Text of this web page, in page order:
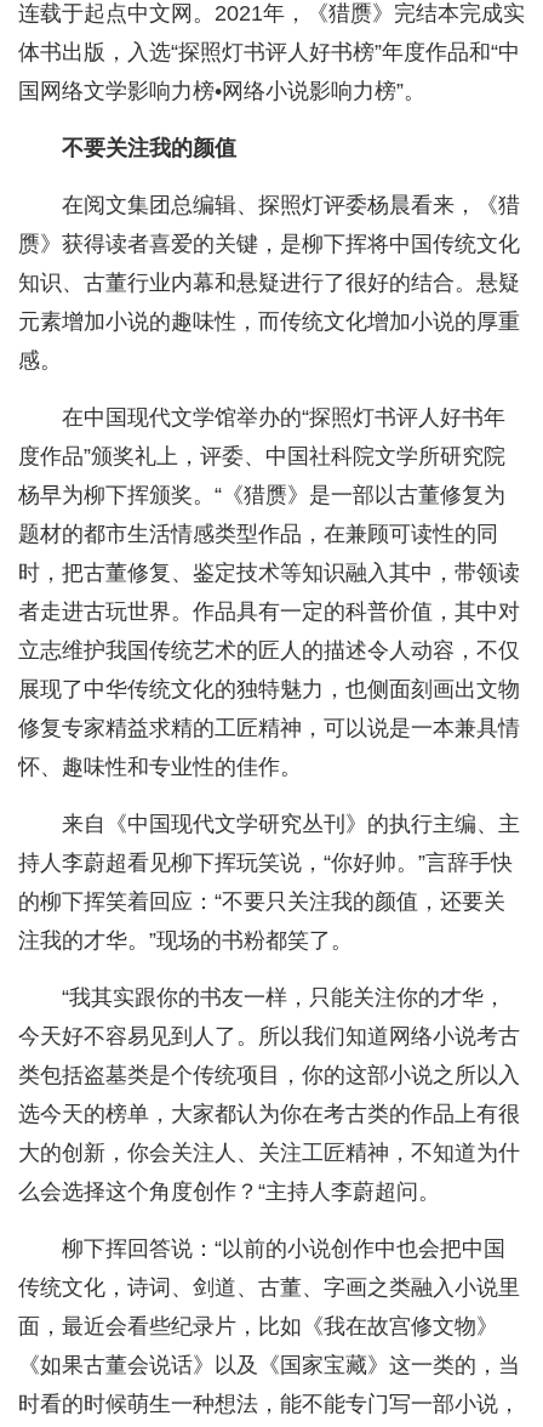
连载于起点中文网。2021年，《猎赝》完结本完成实
体书出版，入选“探照灯书评人好书榜”年度作品和“中
国网络文学影响力榜•网络小说影响力榜”。
不要关注我的颜值
在阅文集团总编辑、探照灯评委杨晨看来，《猎
赝》获得读者喜爱的关键，是柳下挥将中国传统文化
知识、古董行业内幕和悬疑进行了很好的结合。悬疑
元素增加小说的趣味性，而传统文化增加小说的厚重
感。
在中国现代文学馆举办的“探照灯书评人好书年
度作品”颁奖礼上，评委、中国社科院文学所研究院
杨早为柳下挥颁奖。“《猎赝》是一部以古董修复为
题材的都市生活情感类型作品，在兼顾可读性的同
时，把古董修复、鉴定技术等知识融入其中，带领读
者走进古玩世界。作品具有一定的科普价值，其中对
立志维护我国传统艺术的匠人的描述令人动容，不仅
展现了中华传统文化的独特魅力，也侧面刻画出文物
修复专家精益求精的工匠精神，可以说是一本兼具情
怀、趣味性和专业性的佳作。
来自《中国现代文学研究丛刊》的执行主编、主
持人李蔚超看见柳下挥玩笑说，“你好帅。”言辞手快
的柳下挥笑着回应：“不要只关注我的颜值，还要关
注我的才华。”现场的书粉都笑了。
“我其实跟你的书友一样，只能关注你的才华，
今天好不容易见到人了。所以我们知道网络小说考古
类包括盗墓类是个传统项目，你的这部小说之所以入
选今天的榜单，大家都认为你在考古类的作品上有很
大的创新，你会关注人、关注工匠精神，不知道为什
么会选择这个角度创作？“主持人李蔚超问。
柳下挥回答说：“以前的小说创作中也会把中国
传统文化，诗词、剑道、古董、字画之类融入小说里
面，最近会看些纪录片，比如《我在故宫修文物》
《如果古董会说话》以及《国家宝藏》这一类的，当
时看的时候萌生一种想法，能不能专门写一部小说，